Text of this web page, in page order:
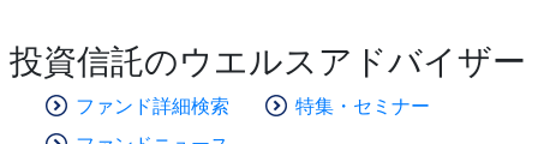
投資信託のウエルスアドバイザー
ファンド詳細検索
特集・セミナー